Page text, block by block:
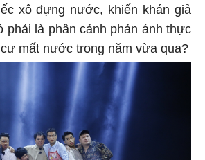
xô đựng nước, khiến khán giả
phải là phân cảnh phản ánh thực
mất nước trong năm vừa qua?